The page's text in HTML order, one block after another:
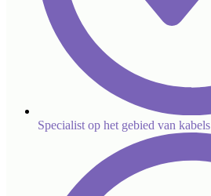
Specialist op het gebied van kabels